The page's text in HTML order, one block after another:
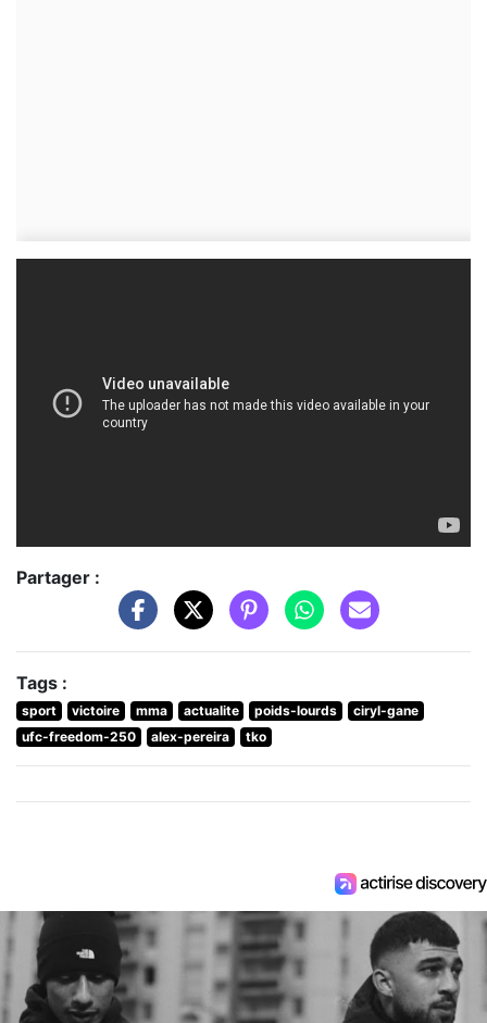
Partager :
Tags :
sport victoire mma actualite poids-lourds
ciryl-gane
ufc-freedom-250
alex-pereira tko